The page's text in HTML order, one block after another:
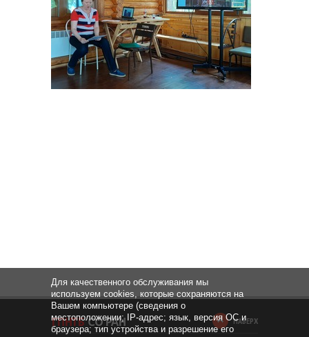
НАВЕРХ
Для качественного обслуживания мы
используем cookies, которые сохраняются на
Вашем компьютере (сведения о
местоположении; IP-адрес; язык, версия ОС и
браузера; тип устройства и разрешение его